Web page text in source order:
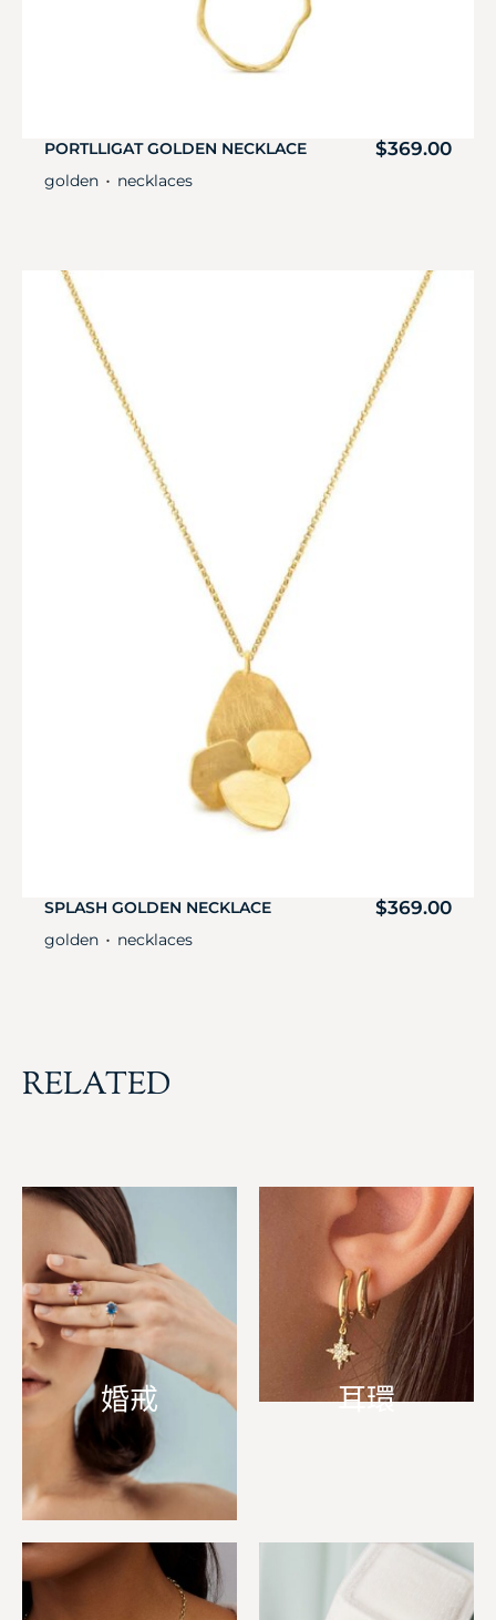
PORTLLIGAT GOLDEN NECKLACE $369.00
golden ・ necklaces
SPLASH GOLDEN NECKLACE $369.00
golden ・ necklaces
RELATED
婚戒 耳環